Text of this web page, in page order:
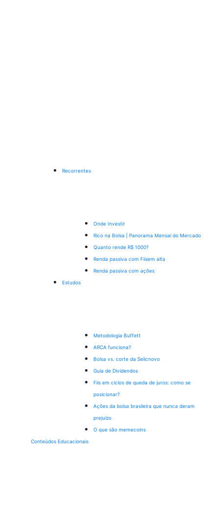
Recorrentes
Onde Investir
Rico na Bolsa | Panorama Mensal do Mercado
Quanto rende R$ 1000?
Renda passiva com Fiisem alta
Renda passiva com ações
Estudos
Metodologia Buffett
ARCA funciona?
Bolsa vs. corte da Selicnovo
Guia de Dividendos
Fiis em ciclos de queda de juros: como se
posicionar?
Ações da bolsa brasileira que nunca deram
prejuízo
O que são memecoins
Conteúdos Educacionais